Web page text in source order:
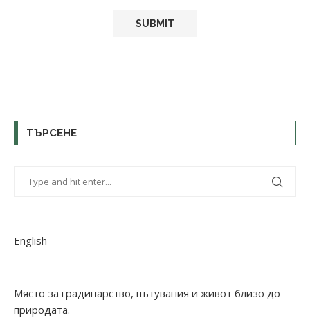
ТЪРСЕНЕ
English
Място за градинарство, пътувания и живот близо до
природата.